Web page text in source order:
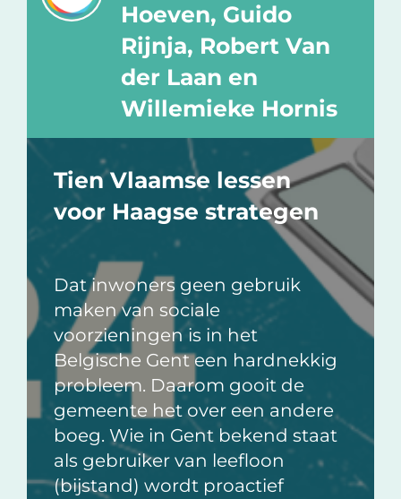
Hoeven, Guido
Rijnja, Robert Van
der Laan en
Willemieke Hornis
Tien Vlaamse lessen
voor Haagse strategen
Dat inwoners geen gebruik
maken van sociale
voorzieningen is in het
Belgische Gent een hardnekkig
probleem. Daarom gooit de
gemeente het over een andere
boeg. Wie in Gent bekend staat
als gebruiker van leefloon
(bijstand) wordt proactief